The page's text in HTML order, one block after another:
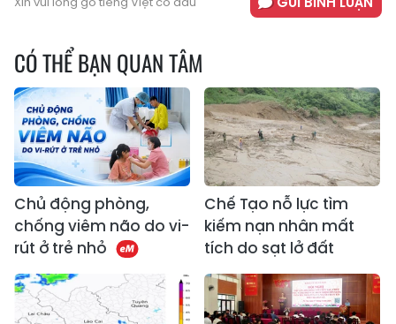
CÓ THỂ BẠN QUAN TÂM
Chủ động phòng,
chống viêm não do vi-
rút ở trẻ nhỏ
Chế Tạo nỗ lực tìm
kiếm nạn nhân mất
tích do sạt lở đất